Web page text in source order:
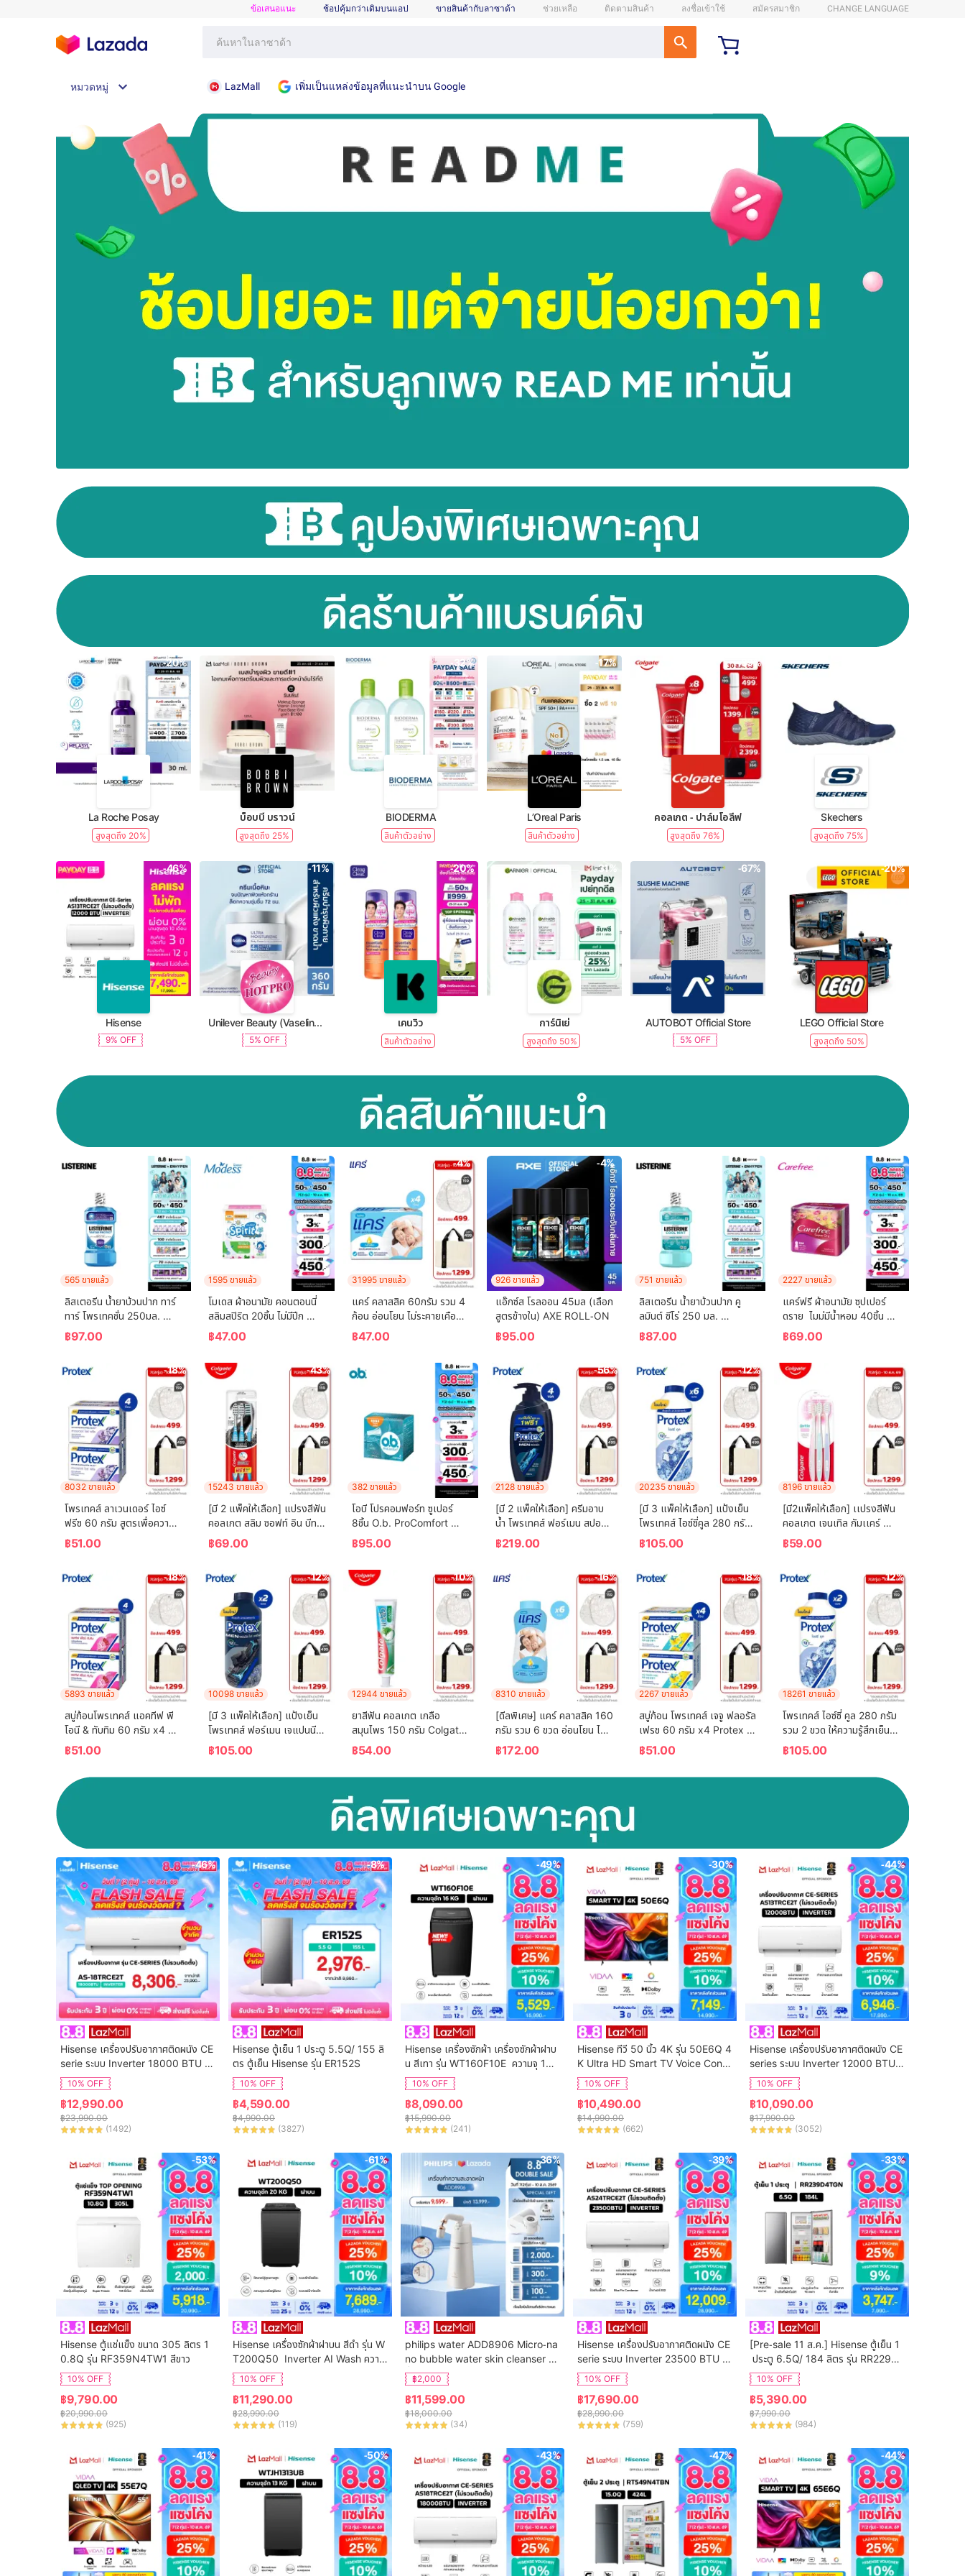
ข้อเสนอแนะ ช้อปคุ้มกว่าเดิมบนแอป ขายสินค้ากับลาซาด้า ช่วยเหลือ ติดตามสินค้า ลงชื่อเข้าใช้ สมัครสมาชิก CHANGE LANGUAGE
หมวดหมู่ LazMall เพิ่มเป็นแหล่งข้อมูลที่แนะนำบน Google
-20%
La Roche Posay
สูงสุดถึง 20%
บ็อบบี้ บราวน์
สูงสุดถึง 25%
-32%
BIODERMA
สินค้าตัวอย่าง
-17%
L’Oreal Paris
สินค้าตัวอย่าง
-39%
คอลเกต - ปาล์มโอลีฟ
สูงสุดถึง 76%
Skechers
สูงสุดถึง 75%
-46%
Hisense
9% OFF
-11%
Unilever Beauty (Vaseline, Dove, TRESemme, Clear)
5% OFF
-20%
เคนวิว
สินค้าตัวอย่าง
-31%
การ์นิเย่
สูงสุดถึง 50%
-67%
AUTOBOT Official Store
5% OFF
-20%
LEGO Official Store
สูงสุดถึง 50%
565 ขายแล้ว
ลิสเตอรีน น้ำยาบ้วนปาก ทาร์
ทาร์ โพรเทคชั่น 250มล.
Listerine mouthwash
Tartar Protection 250ml.
฿97.00
1595 ขายแล้ว
โมเดส ผ้าอนามัย คอนตอนนี่
สลิมสปิริต 20ชิ้น ไม่มีปีก
Modess Sanitary Napkin
Cottony Slim Spirit 20
pcs. Non-Wing
฿47.00
-4%
31995 ขายแล้ว
แคร์ คลาสสิค 60กรัม รวม 4
ก้อน อ่อนโยน ไม่ระคายเคือง
(สบู่เด็ก) Care Classic Bar
Soap 60g Total 4 Pcs
Gently Cleanses Baby's
Skin (Bar Soap, Baby
Soap, Baby Body Wash)
฿47.00
-4%
926 ขายแล้ว
แอ๊กซ์ส โรลออน 45มล (เลือก
สูตรข้างใน) AXE ROLL-ON
฿95.00
751 ขายแล้ว
ลิสเตอรีน น้ำยาบ้วนปาก คู
ลมินต์ ซีโร่ 250 มล.
Listerine mouthwash
Coolmint Zero 250 ml.
฿87.00
2227 ขายแล้ว
แคร์ฟรี ผ้าอนามัย ซุปเปอร์
ดราย  ไมม่มีน้ำหอม 40ชิ้น
Carefree Panty Liner
Super Dry Fragrance-
Free 40 pcs
฿69.00
-18%
8032 ขายแล้ว
โพรเทคส์ ลาเวนเดอร์ ไอซ์
ฟรีซ 60 กรัม สูตรเพื่อความ
เย็น พร้อมกลิ่นหอมผ่อนคลาย
แพ็ค 4 ก้อน (สบู่ก้อน)
Freeze 60g For Fr
฿51.00
-43%
15243 ขายแล้ว
[มี 2 แพ็คให้เลือก] แปรงสีฟัน
คอลเกต สลิม ซอฟท์ อิน บีทวี
น คลีน ชาร์โคล   (คละสี)
Colgate Slim Soft In
Toothbrush  (mixed
color)
฿69.00
382 ขายแล้ว
โอบี โปรคอมฟอร์ท ซูเปอร์
8ชิ้น O.b. ProComfort
(Blossom) Super 8 ผ้า
อนามัยแบบสอด
฿95.00
-56%
2128 ขายแล้ว
[มี 2 แพ็คให้เลือก] ครีมอาบ
น้ำ โพรเทคส์ ฟอร์เมน สปอร์ต
ขวดปั๊ม 600 ม.ล. Protex
For Men Sport Shower
฿219.00
-12%
20235 ขายแล้ว
[มี 3 แพ็คให้เลือก] แป้งเย็น
โพรเทคส์ ไอซ์ซี่คูล 280 กรัม
Protex Talcum Powder
Icy Cool 280g
฿105.00
8196 ขายแล้ว
[มี2แพ็คให้เลือก] เเปรงสีฟัน
คอลเกต เจนเทิล กัมเเคร์
(คละสี)  Colgate Gentle
Gum Care (mixed color)
฿59.00
-18%
5893 ขายแล้ว
สบู่ก้อนโพรเทคส์ แอคทีฟ พี
โอนี & ทับทิม 60 กรัม x4
Protex Bar Soap Active
Peony & Pomegranate
60g x4
฿51.00
-12%
10098 ขายแล้ว
[มี 3 แพ็คให้เลือก] แป้งเย็น
โพรเทคส์ ฟอร์เมน เจแปนนีส
ไวท์ ชาร์โคล 280 กรัม
Protex Talcum Powder
For Men Japanese White
฿105.00
-10%
12944 ขายแล้ว
ยาสีฟัน คอลเกต เกลือ
สมุนไพร 150 กรัม Colgate
Salt Herbal 150g Single
฿54.00
-16%
8310 ขายแล้ว
[ดีลพิเศษ] แคร์ คลาสสิค 160
กรัม รวม 6 ขวด อ่อนโยน ไม่
ระคายเคือง (แป้งเด็ก) Care
Classic 160g ฺ Total 6
Pcs (Baby Talcum
฿172.00
-18%
2267 ขายแล้ว
สบู่ก้อน โพรเทคส์ เจจู ฟลอรัล
เฟรช 60 กรัม x4 Protex
Bar Soap Jeju Floral
Fresh 60g x4
฿51.00
-12%
18261 ขายแล้ว
โพรเทคส์ ไอซ์ซี่ คูล 280 กรัม
รวม 2 ขวด ให้ความรู้สึกเย็น
สุดขั้ว (แป้งเย็น) Protex Icy
Cool 280g Total 2 Pcs
For the Power of
฿105.00
-46%
Hisense เครื่องปรับอากาศติดผนัง CE
serie ระบบ Inverter 18000 BTU รุ่น
AS-18TRCE2T
10% OFF
฿12,990.00
฿23,990.00
(1492)
-8%
Hisense ตู้เย็น 1 ประตู 5.5Q/ 155 ลิ
ตร ตู้เย็น Hisense รุ่น ER152S
10% OFF
฿4,590.00
฿4,990.00
(3827)
-49%
Hisense เครื่องซักผ้า เครื่องซักผ้าฝาบ
น สีเทา รุ่น WT160F10E  ความจุ 16
กก. New ไม่มีบริการติดตั้ง
10% OFF
฿8,090.00
฿15,990.00
(241)
-30%
Hisense ทีวี 50 นิ้ว 4K รุ่น 50E6Q 4
K Ultra HD Smart TV Voice Contr
ol WIFI Build in Netflix & Youtube
VIDAA U7.6  /DVB-T2 / USB2.0 /
HDMI /AV / DTS Virtual X / Dolby
Digital
10% OFF
฿10,490.00
฿14,990.00
(662)
-44%
Hisense เครื่องปรับอากาศติดผนัง CE
series ระบบ Inverter 12000 BTU รุ่
น AS-13TRCE2T (ไม่รวมค่าติดตั้ง)
10% OFF
฿10,090.00
฿17,990.00
(3052)
-53%
Hisense ตู้แช่แข็ง ขนาด 305 ลิตร 1
0.8Q รุ่น RF359N4TW1 สีขาว
10% OFF
฿9,790.00
฿20,990.00
(925)
-61%
Hisense เครื่องซักผ้าฝาบน สีดำ รุ่น W
T200Q50  Inverter AI Wash ความ
จุ 20 กก. New ไม่มีบริการติดตั้ง
10% OFF
฿11,290.00
฿28,990.00
(119)
-36%
philips water ADD8906 Micro-na
no bubble water skin cleanser เค
รื่องทำฟองน้ำล้างหน้า เครื่องทำความส
ะอาดผิวหน้า
฿2,000
฿11,599.00
฿18,000.00
(34)
-39%
Hisense เครื่องปรับอากาศติดผนัง CE
serie ระบบ Inverter 23500 BTU รุ่
น AS-24TRCE2T
10% OFF
฿17,690.00
฿28,990.00
(759)
-33%
[Pre-sale 11 ส.ค.] Hisense ตู้เย็น 1
ประตู 6.5Q/ 184 ลิตร รุ่น RR229D4
AD1
10% OFF
฿5,390.00
฿7,990.00
(984)
-41% -50% -43% -47% -44%